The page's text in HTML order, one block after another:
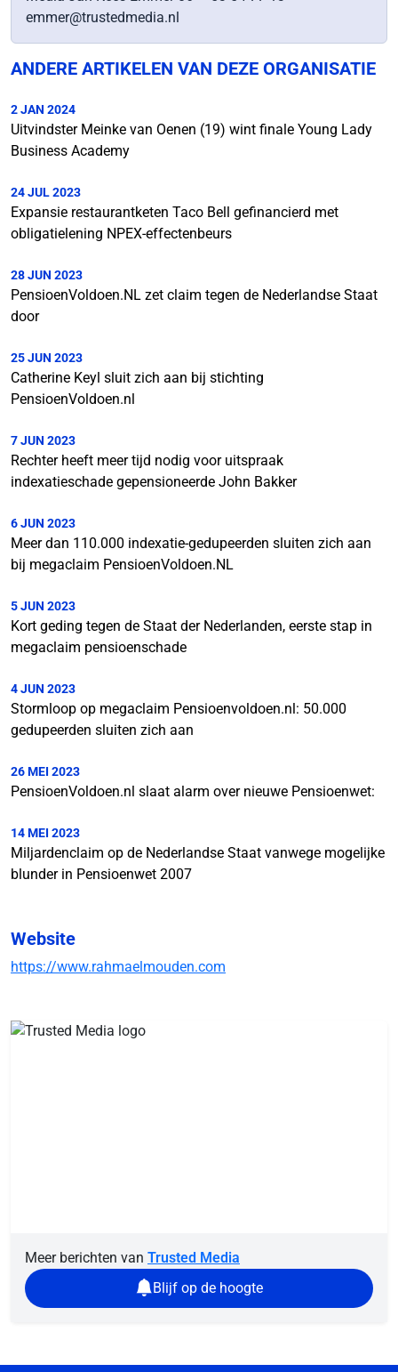
emmer@trustedmedia.nl
ANDERE ARTIKELEN VAN DEZE ORGANISATIE
2 JAN 2024
Uitvindster Meinke van Oenen (19) wint finale Young Lady
Business Academy
24 JUL 2023
Expansie restaurantketen Taco Bell gefinancierd met
obligatielening NPEX-effectenbeurs
28 JUN 2023
PensioenVoldoen.NL zet claim tegen de Nederlandse Staat
door
25 JUN 2023
Catherine Keyl sluit zich aan bij stichting
PensioenVoldoen.nl
7 JUN 2023
Rechter heeft meer tijd nodig voor uitspraak
indexatieschade gepensioneerde John Bakker
6 JUN 2023
Meer dan 110.000 indexatie-gedupeerden sluiten zich aan
bij megaclaim PensioenVoldoen.NL
5 JUN 2023
Kort geding tegen de Staat der Nederlanden, eerste stap in
megaclaim pensioenschade
4 JUN 2023
Stormloop op megaclaim Pensioenvoldoen.nl: 50.000
gedupeerden sluiten zich aan
26 MEI 2023
PensioenVoldoen.nl slaat alarm over nieuwe Pensioenwet:
14 MEI 2023
Miljardenclaim op de Nederlandse Staat vanwege mogelijke
blunder in Pensioenwet 2007
Website
https://www.rahmaelmouden.com
Meer berichten van Trusted Media
Blijf op de hoogte